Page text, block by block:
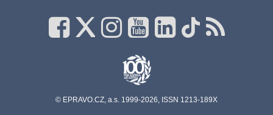
© EPRAVO.CZ, a.s. 1999-2026, ISSN 1213-189X